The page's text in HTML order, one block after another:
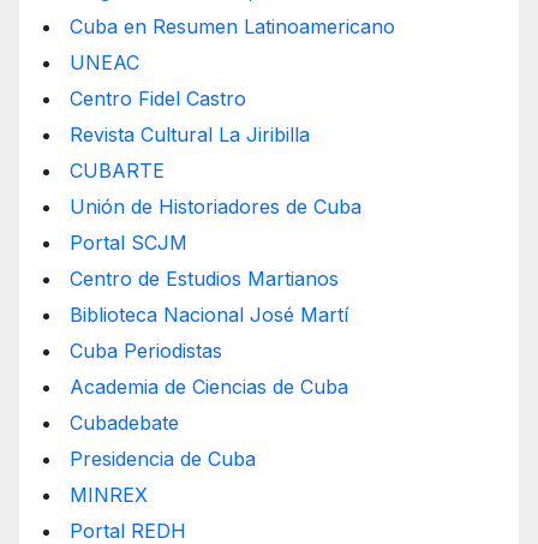
Cuba en Resumen Latinoamericano
UNEAC
Centro Fidel Castro
Revista Cultural La Jiribilla
CUBARTE
Unión de Historiadores de Cuba
Portal SCJM
Centro de Estudios Martianos
Biblioteca Nacional José Martí
Cuba Periodistas
Academia de Ciencias de Cuba
Cubadebate
Presidencia de Cuba
MINREX
Portal REDH